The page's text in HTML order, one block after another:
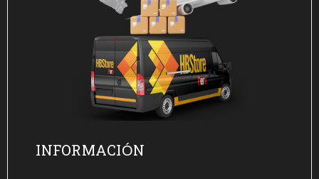
INFORMACIÓN